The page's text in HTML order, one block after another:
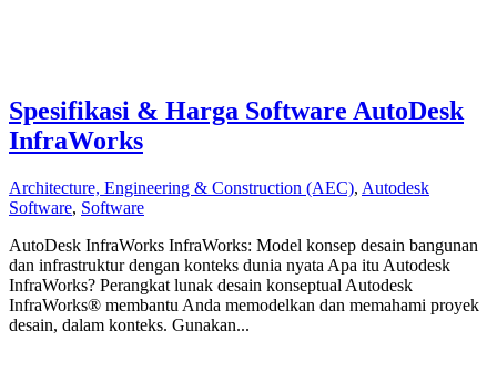
Spesifikasi & Harga Software AutoDesk
InfraWorks
Architecture, Engineering & Construction (AEC), Autodesk
Software, Software
AutoDesk InfraWorks InfraWorks: Model konsep desain bangunan
dan infrastruktur dengan konteks dunia nyata Apa itu Autodesk
InfraWorks? Perangkat lunak desain konseptual Autodesk
InfraWorks® membantu Anda memodelkan dan memahami proyek
desain, dalam konteks. Gunakan...